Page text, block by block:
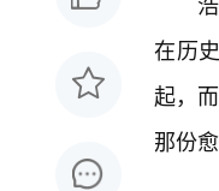
在历
起，
那份